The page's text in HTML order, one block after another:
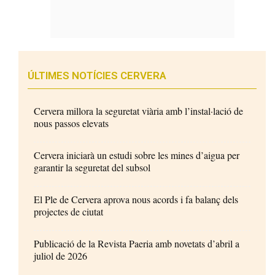
ÚLTIMES NOTÍCIES CERVERA
Cervera millora la seguretat viària amb l’instal·lació de
nous passos elevats
Cervera iniciarà un estudi sobre les mines d’aigua per
garantir la seguretat del subsol
El Ple de Cervera aprova nous acords i fa balanç dels
projectes de ciutat
Publicació de la Revista Paeria amb novetats d’abril a
juliol de 2026